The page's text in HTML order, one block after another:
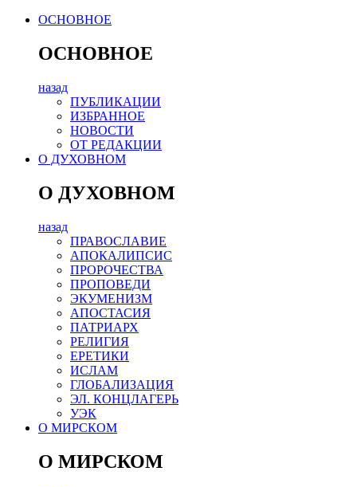
ОСНОВНОЕ
ОСНОВНОЕ
назад
ПУБЛИКАЦИИ
ИЗБРАННОЕ
НОВОСТИ
ОТ РЕДАКЦИИ
О ДУХОВНОМ
О ДУХОВНОМ
назад
ПРАВОСЛАВИЕ
АПОКАЛИПСИС
ПРОРОЧЕСТВА
ПРОПОВЕДИ
ЭКУМЕНИЗМ
АПОСТАСИЯ
ПАТРИАРХ
РЕЛИГИЯ
ЕРЕТИКИ
ИСЛАМ
ГЛОБАЛИЗАЦИЯ
ЭЛ. КОНЦЛАГЕРЬ
УЭК
О МИРСКОМ
О МИРСКОМ